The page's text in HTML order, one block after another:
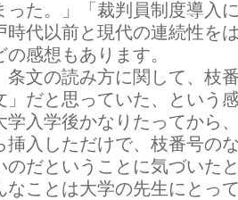
った。」「裁判員制度導入
時代以前と現代の連続性を
の感想もあります。
文の読み方に関して、枝
」だと思っていた、という
学入学後かなりたってから
挿入しただけで、枝番号の
のだということに気づいた
なことは大学の先生にとっ